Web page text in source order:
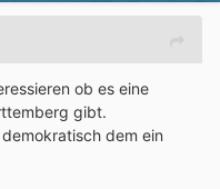
ob es eine
gibt.
dem ein